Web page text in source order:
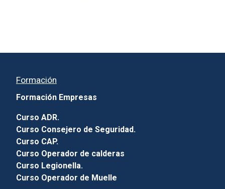
Formación
Formación Empresas
Curso ADR.
Curso Consejero de Seguridad.
Curso CAP.
Curso Operador de calderas
Curso Legionella.
Curso Operador de Muelle